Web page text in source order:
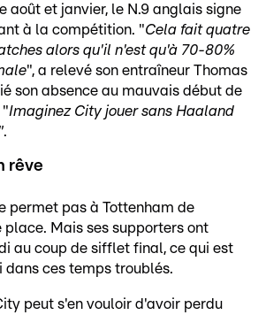
août et janvier, le N.9 anglais signe
à la compétition. "Cela fait quatre
alors qu'il n'est qu'à 70-80%
", a relevé son entraîneur Thomas
son absence au mauvais début de
"Imaginez City jouer sans Haaland
.
rêve
permet pas à Tottenham de
place. Mais ses supporters ont
au coup de sifflet final, ce qui est
dans ces temps troublés.
peut s'en vouloir d'avoir perdu